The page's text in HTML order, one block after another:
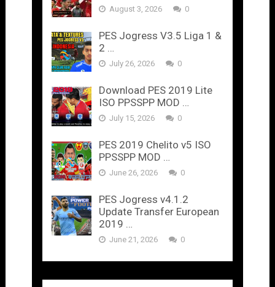
August 3, 2026 0
PES Jogress V3.5 Liga 1 &
2 …
July 26, 2026 0
Download PES 2019 Lite
ISO PPSSPP MOD …
July 15, 2026 0
PES 2019 Chelito v5 ISO
PPSSPP MOD …
June 26, 2026 0
PES Jogress v4.1.2
Update Transfer European
2019 …
June 21, 2026 0